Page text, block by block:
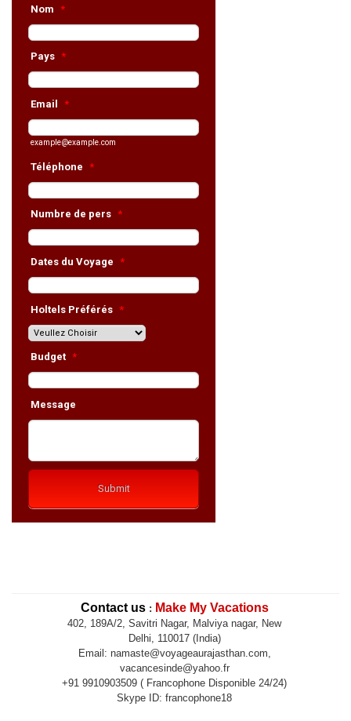
Contact us: Make My Vacations
402, 189A/2, Savitri Nagar, Malviya nagar, New
Delhi, 110017 (India)
Email: namaste@voyageaurajasthan.com,
vacancesinde@yahoo.fr
+91 9910903509 ( Francophone Disponible 24/24)
Skype ID: francophone18